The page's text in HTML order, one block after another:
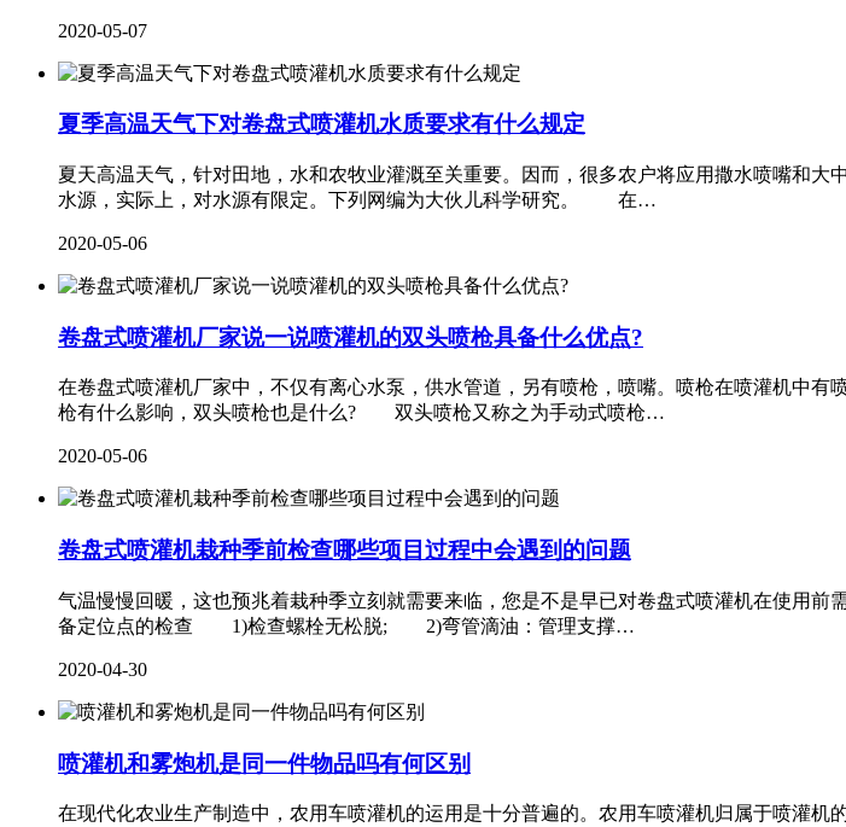
2020-05-07
夏季高温天气下对卷盘式喷灌机水质要求有什么规定
夏天高温天气，针对田地，水和农牧业灌溉至关重要。因而，很多农户将应用撒水喷嘴和
水源，实际上，对水源有限定。下列网编为大伙儿科学研究。 在…
2020-05-06
卷盘式喷灌机厂家说一说喷灌机的双头喷枪具备什么优点?
在卷盘式喷灌机厂家中，不仅有离心水泵，供水管道，另有喷枪，喷嘴。喷枪在喷灌机中
枪有什么影响，双头喷枪也是什么? 双头喷枪又称之为手动式喷枪…
2020-05-06
卷盘式喷灌机栽种季前检查哪些项目过程中会遇到的问题
气温慢慢回暖，这也预兆着栽种季立刻就需要来临，您是不是早已对卷盘式喷灌机在使
备定位点的检查 1)检查螺栓无松脱; 2)弯管滴油：管理支撑…
2020-04-30
喷灌机和雾炮机是同一件物品吗有何区别
在现代化农业生产制造中，农用车喷灌机的运用是十分普遍的。农用车喷灌机归属于喷灌